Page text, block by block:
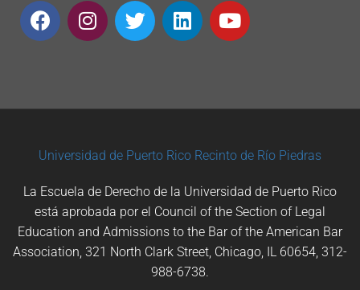
Universidad de Puerto Rico Recinto de Río Piedras
La Escuela de Derecho de la Universidad de Puerto Rico
está aprobada por el Council of the Section of Legal
Education and Admissions to the Bar of the American Bar
Association, 321 North Clark Street, Chicago, IL 60654, 312-
988-6738.